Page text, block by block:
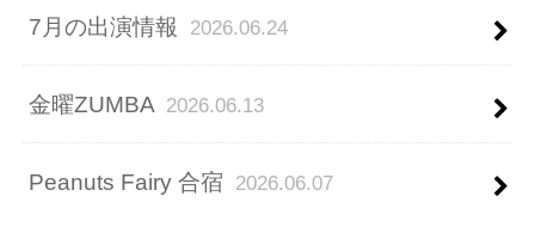
7月の出演情報 2026.06.24
金曜ZUMBA 2026.06.13
Peanuts Fairy 合宿 2026.06.07